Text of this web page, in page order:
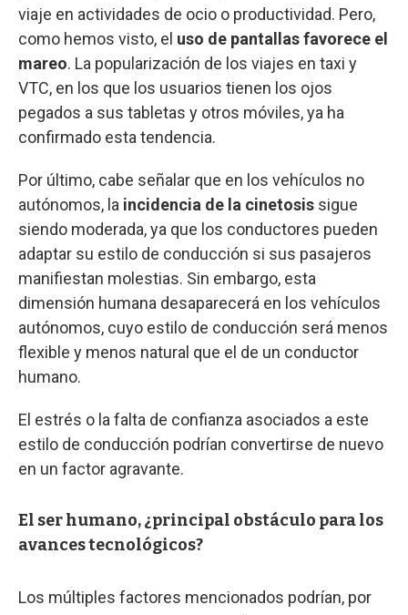
viaje en actividades de ocio o productividad. Pero,
como hemos visto, el uso de pantallas favorece el
mareo. La popularización de los viajes en taxi y
VTC, en los que los usuarios tienen los ojos
pegados a sus tabletas y otros móviles, ya ha
confirmado esta tendencia.
Por último, cabe señalar que en los vehículos no
autónomos, la incidencia de la cinetosis sigue
siendo moderada, ya que los conductores pueden
adaptar su estilo de conducción si sus pasajeros
manifiestan molestias. Sin embargo, esta
dimensión humana desaparecerá en los vehículos
autónomos, cuyo estilo de conducción será menos
flexible y menos natural que el de un conductor
humano.
El estrés o la falta de confianza asociados a este
estilo de conducción podrían convertirse de nuevo
en un factor agravante.
El ser humano, ¿principal obstáculo para los
avances tecnológicos?
Los múltiples factores mencionados podrían, por